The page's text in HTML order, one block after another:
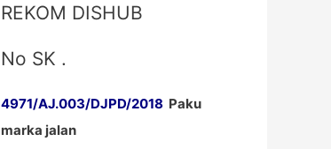
REKOM DISHUB
No SK .
4971/AJ.003/DJPD/2018 Paku
marka jalan